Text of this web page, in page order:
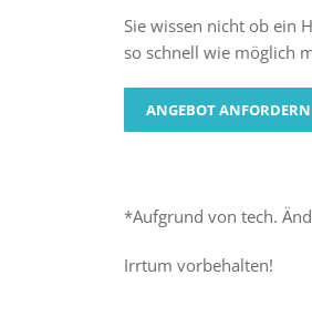
Sie wissen nicht ob ein
so schnell wie möglich
ANGEBOT ANFORDERN
*Aufgrund von tech.
Irrtum vorbehalten!